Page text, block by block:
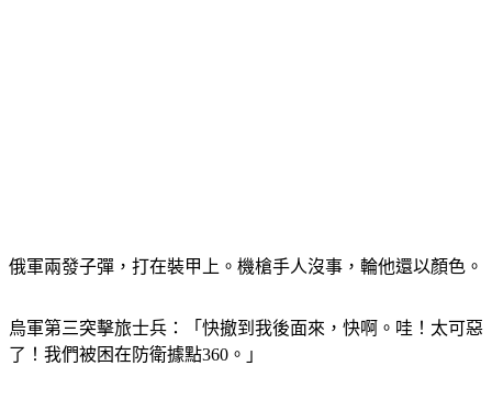
俄軍兩發子彈，打在裝甲上。機槍手人沒事，輪他還以顏色。
烏軍第三突擊旅士兵：「快撤到我後面來，快啊。哇！太可惡
了！我們被困在防衛據點360。」